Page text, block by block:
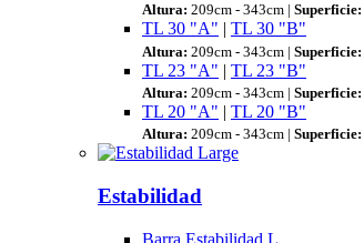
Altura: 209cm - 343cm | Superficie:
TL 30 "A" | TL 30 "B"
Altura: 209cm - 343cm | Superficie:
TL 23 "A" | TL 23 "B"
Altura: 209cm - 343cm | Superficie:
TL 20 "A" | TL 20 "B"
Altura: 209cm - 343cm | Superficie:
Estabilidad
Barra Estabilidad L